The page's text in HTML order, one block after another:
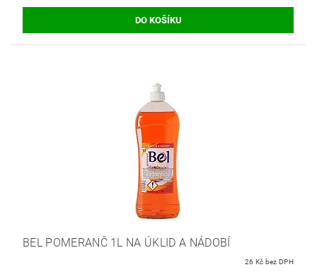
BEL POMERANČ 1L NA ÚKLID A NÁDOBÍ
26 Kč bez DPH